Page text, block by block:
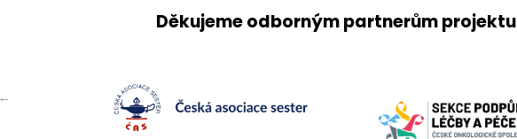
Děkujeme odborným partnerům projektu